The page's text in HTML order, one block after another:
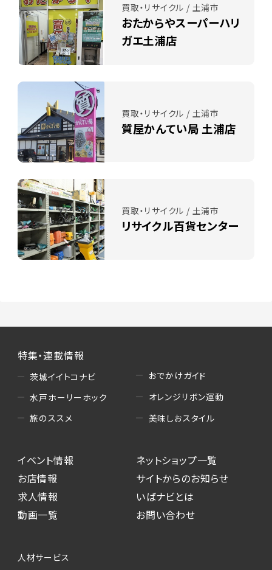
買取・リサイクル / 土浦市
おたからやスーパーハリ
ガエ土浦店
買取・リサイクル / 土浦市
質屋かんてい局 土浦店
買取・リサイクル / 土浦市
リサイクル百貨センター
特集・連載情報
茨城イイトコナビ
水戸ホーリーホック
旅のススメ
おでかけガイド
オレンジリボン運動
美味しおスタイル
イベント情報
お店情報
求人情報
動画一覧
ネットショップ一覧
サイトからのお知らせ
いばナビとは
お問い合わせ
人材サービス